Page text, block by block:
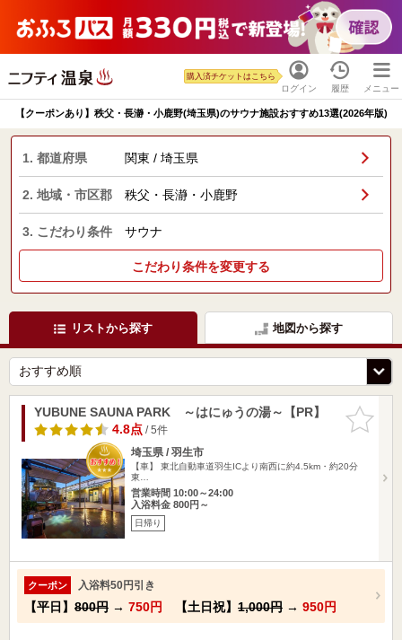
ログイン
購入済チケットはこちら
履歴 メニュー
【クーポンあり】秩父・長瀞・小鹿野(埼玉県)のサウナ施設おすすめ13選(2026年版)
1. 都道府県 関東 / 埼玉県
2. 地域・市区郡 秩父・長瀞・小鹿野
3. こだわり条件 サウナ
こだわり条件を変更する
リストから探す 地図から探す
お気に入
りに追加
YUBUNE SAUNA PARK ～はにゅうの湯～【PR】
4.8点/ 5件
埼玉県 / 羽生市
【車】 東北自動車道羽生ICより南西に約4.5km・約20分
東…
営業時間 10:00～24:00
入浴料金 800円～
日帰り
クーポン 入浴料50円引き
【平日】 800円 → 750円 【土日祝】 1,000円 → 950円